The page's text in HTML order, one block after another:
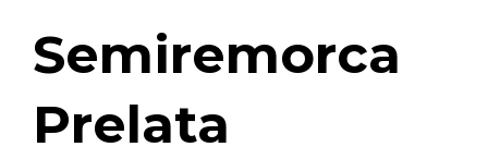
Semiremorca
Prelata